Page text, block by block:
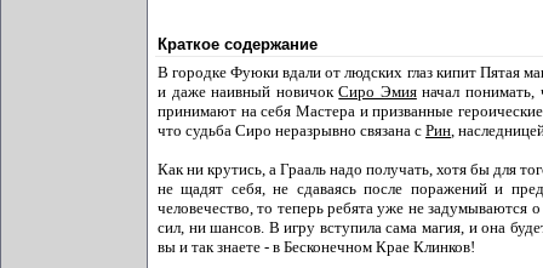
Краткое содержание
В городке Фуюки вдали от людских глаз кипит Пятая
и даже наивный новичокСиро Эмияначал понимать,
принимают на себя Мастера и призванные
что судьба Сиро неразрывно связана с Рин,
Как ни крутись, а Грааль надо получать, хотя бы для
не щадят себя, не сдаваясь после поражений и
человечество, то теперь ребята уже не задумываются
сил, ни шансов. В игру вступила сама магия, и она
вы и так знаете - в Бесконечном Крае Клинков!